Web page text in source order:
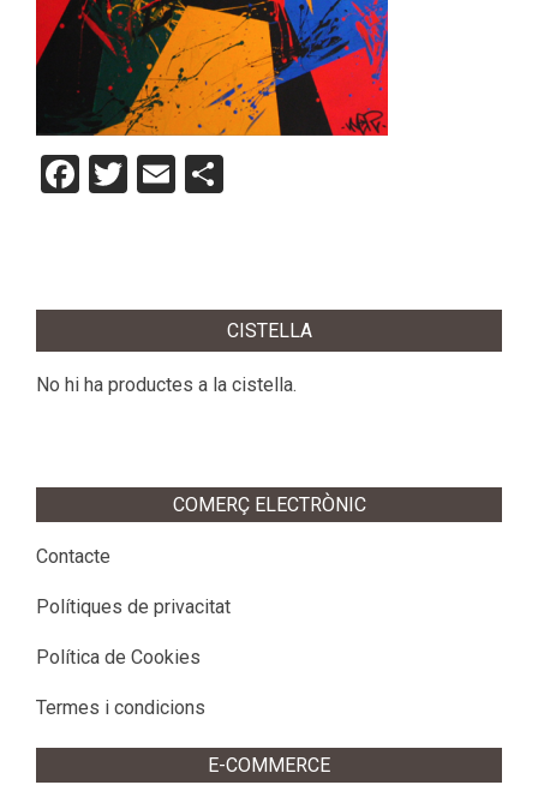
Facebook
Twitter
Email
11-
CISTELLA
No hi ha productes a la cistella.
COMERÇ ELECTRÒNIC
Contacte
Polítiques de privacitat
Política de Cookies
Termes i condicions
E-COMMERCE